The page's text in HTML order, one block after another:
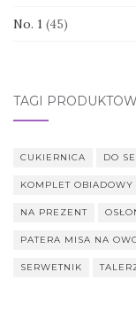
No. 1 (45)
TAGI PRODUKTÓW
CUKIERNICA DO
KOMPLET OBIADOWY
NA PREZENT
PATERA MISA NA
SERWETNIK